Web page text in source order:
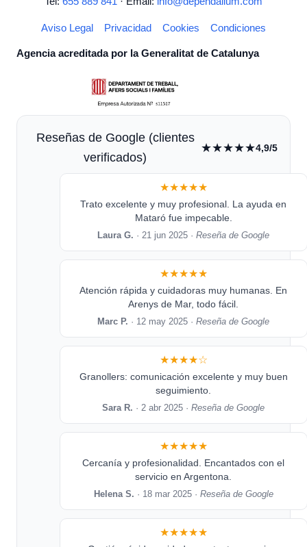
Aviso Legal Privacidad Cookies Condiciones
Agencia acreditada por la Generalitat de Catalunya
Reseñas de Google (clientes
verificados)
★★★★★4,9/5
★★★★★
Trato excelente y muy profesional. La ayuda en
Mataró fue impecable.
Laura G. · 21 jun 2025 ·Reseña de Google
★★★★★
Atención rápida y cuidadoras muy humanas. En
Arenys de Mar, todo fácil.
Marc P. · 12 may 2025 ·Reseña de Google
★★★★☆
Granollers: comunicación excelente y muy buen
seguimiento.
Sara R. · 2 abr 2025 ·Reseña de Google
★★★★★
Cercanía y profesionalidad. Encantados con el
servicio en Argentona.
Helena S. · 18 mar 2025 · Reseña de Google
★★★★★